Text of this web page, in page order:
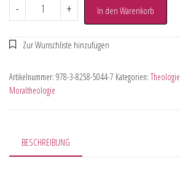
- + In den Warenkorb
Artikelnummer: 978-3-8258-5044-7 Kategorien: Theologie
Moraltheologie
BESCHREIBUNG